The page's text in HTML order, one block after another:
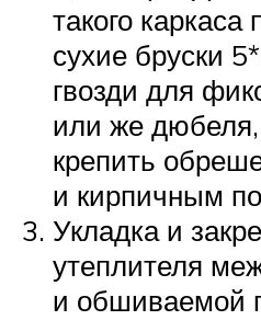
такого каркаса
сухие бруски
гвозди для
или же дюбеля,
крепить
и кирпичным
Укладка и
утеплителя
и обшиваемой